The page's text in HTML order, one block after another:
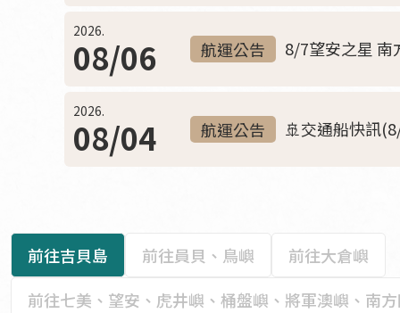
2026.
08/06 航運公告 8/7望安之星 南
2026.
08/04 航運公告 🚢交通船快訊
前往吉貝島 前往員貝、鳥嶼
前往大倉嶼
前往七美、望安、虎井嶼、桶盤嶼、將軍澳嶼、南